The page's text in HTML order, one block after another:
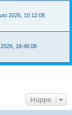
2026, 10:12:08
18:46:08
Hüppa